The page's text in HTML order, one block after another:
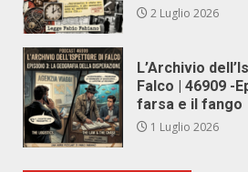
2 Luglio 2026
L’Archivio
Falco | 46909 -
farsa e il fango
1 Luglio 2026